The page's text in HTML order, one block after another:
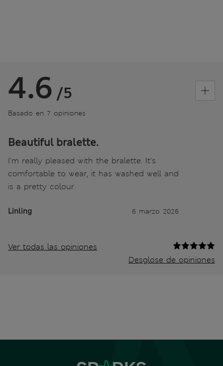
4.6 /5
Basado en 7 opiniones
Beautiful bralette.
I'm really pleased with the bralette. It's
comfortable to wear, it has washed well and
is a pretty colour.
Linling 6 marzo 2026
Ver todas las opiniones
Desglose de opiniones